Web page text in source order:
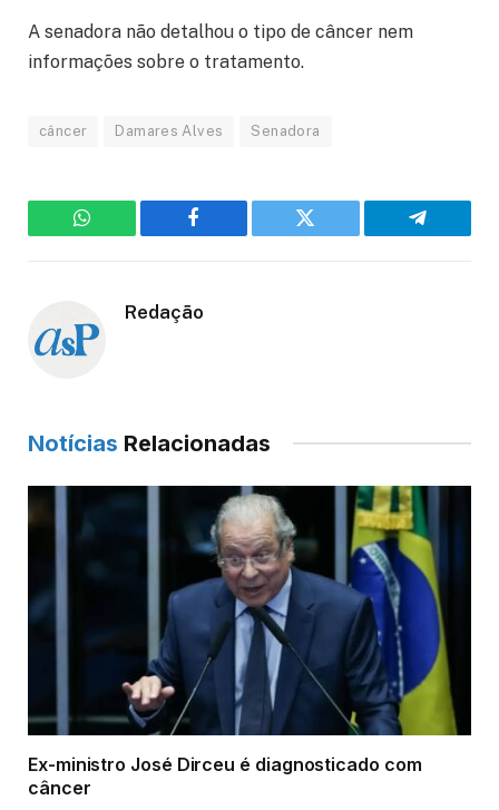
A senadora não detalhou o tipo de câncer nem
informações sobre o tratamento.
câncer Damares Alves Senadora
WhatsApp Facebook Twitter Telegram
Redação
Notícias Relacionadas
Ex-ministro José Dirceu é diagnosticado com
câncer